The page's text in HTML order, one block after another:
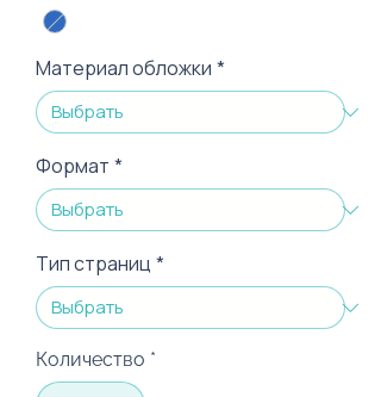
Материал обложки *
Формат *
Тип страниц *
Количество *